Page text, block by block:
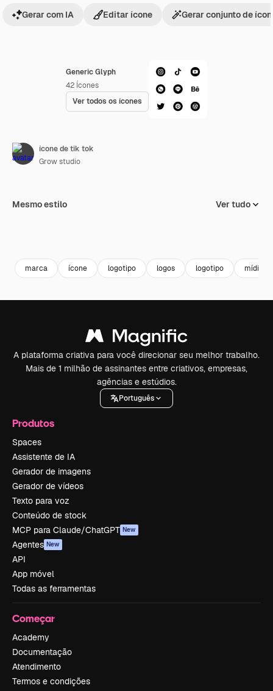
Generic Glyph
42 Ícones
Ver todos os ícones
Gerar com IA Editar ícone Gerar conjunto de
ícone de tik tok
Grow studio
Mesmo estilo Ver tudo
marca ícone logotipo logos logotipo mídia
A plataforma criativa para você direcionar seu melhor trabalho.
Mais de 1 milhão de assinantes entre criativos, empresas,
agências e estúdios.
Português
Produtos
Spaces
Assistente de IA
Gerador de imagens
Gerador de vídeos
Texto para voz
Conteúdo de stock
MCP para Claude/ChatGPT New
Agentes New
API
App móvel
Todas as ferramentas
Começar
Academy
Documentação
Atendimento
Termos e condições